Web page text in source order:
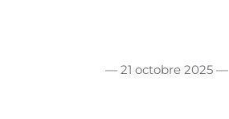
— 21 octobre 2025 —